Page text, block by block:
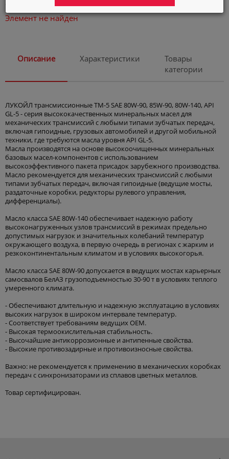
Автокосметика
Язык
Элемент не найден
Описание Характеристики
Товары
категории
ЛУКОЙЛ трансмиссионные ТМ-5 SAE 80W-90, 85W-90, 80W-140, API
GL-5 - серия высококачественных минеральных масел для
механических трансмиссий с любыми типами зубчатых передач,
включая гипоидные, грузовых автомобилей и другой мобильной
техники, где требуются масла уровня API GL-5.
Масла производятся на основе высокоочищенных минеральных
базовых масел-компонентов с использованием
высокоэффективного пакета присадок зарубежного производства.
Масло рекомендуется для механических трансмиссий с любыми
типами зубчатых передач, включая гипоидные (ведущие мосты,
раздаточные коробки, редукторы рулевого управления,
дифференциалы).
Масло класса SAE 80W-140 обеспечивает надежную работу
высоконагруженных узлов трансмиссий в режимах предельно
допустимых нагрузок и значительных колебаний температур
окружающего воздуха, в первую очередь в регионах с жарким и
резкоконтинентальным климатом и в условиях высокогорья.
Масло класса SAE 80W-90 допускается в ведущих мостах карьерных
самосвалов БелАЗ грузоподъемностью 30-90 т в условиях теплого
умеренного климата.
- Обеспечивают длительную и надежную эксплуатацию в условиях
высоких нагрузок в широком интервале температур.
- Соответствует требованиям ведущих OEM.
- Высокая термоокислительная стабильность.
- Высочайшие антикоррозионные и антипенные свойства.
- Высокие противозадирные и противоизносные свойства.
Важно: не рекомендуется к применению в механических коробках
передач с синхронизаторами из сплавов цветных металлов.
Товар сертифицирован.